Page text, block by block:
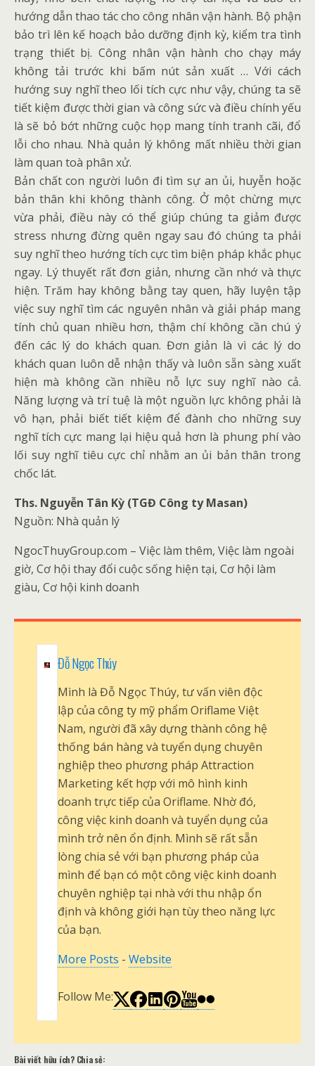
hướng dẫn thao tác cho công nhân vận hành. Bộ phận
bảo trì lên kế hoạch bảo dưỡng định kỳ, kiểm tra tình
trạng thiết bị. Công nhân vận hành cho chạy máy
không tải trước khi bấm nút sản xuất … Với cách
hướng suy nghĩ theo lối tích cực như vậy, chúng ta sẽ
tiết kiệm được thời gian và công sức và điều chính yếu
là sẽ bỏ bớt những cuộc họp mang tính tranh cãi, đổ
lỗi cho nhau. Nhà quản lý không mất nhiều thời gian
làm quan toà phân xử.
Bản chất con người luôn đi tìm sự an ủi, huyễn hoặc
bản thân khi không thành công. Ở một chừng mực
vừa phải, điều này có thể giúp chúng ta giảm được
stress nhưng đừng quên ngay sau đó chúng ta phải
suy nghĩ theo hướng tích cực tìm biện pháp khắc phục
ngay. Lý thuyết rất đơn giản, nhưng cần nhớ và thực
hiện. Trăm hay không bằng tay quen, hãy luyện tập
việc suy nghĩ tìm các nguyên nhân và giải pháp mang
tính chủ quan nhiều hơn, thậm chí không cần chú ý
đến các lý do khách quan. Đơn giản là vì các lý do
khách quan luôn dễ nhận thấy và luôn sẵn sàng xuất
hiện mà không cần nhiều nỗ lực suy nghĩ nào cả.
Năng lượng và trí tuệ là một nguồn lực không phải là
vô hạn, phải biết tiết kiệm để đành cho những suy
nghĩ tích cực mang lại hiệu quả hơn là phung phí vào
lối suy nghĩ tiêu cực chỉ nhằm an ủi bản thân trong
chốc lát.
Ths. Nguyễn Tân Kỳ (TGĐ Công ty Masan)
Nguồn: Nhà quản lý
NgocThuyGroup.com – Việc làm thêm, Việc làm ngoài
giờ, Cơ hội thay đổi cuộc sống hiện tại, Cơ hội làm
giàu, Cơ hội kinh doanh
Đỗ Ngọc Thúy
Mình là Đỗ Ngọc Thúy, tư vấn viên độc
lập của công ty mỹ phẩm Oriflame Việt
Nam, người đã xây dựng thành công hệ
thống bán hàng và tuyển dụng chuyên
nghiệp theo phương pháp Attraction
Marketing kết hợp với mô hình kinh
doanh trực tiếp của Oriflame. Nhờ đó,
công việc kinh doanh và tuyển dụng của
mình trở nên ổn định. Mình sẽ rất sẵn
lòng chia sẻ với bạn phương pháp của
mình để bạn có một công việc kinh doanh
chuyên nghiệp tại nhà với thu nhập ổn
định và không giới hạn tùy theo năng lực
của bạn.
More Posts -Website
Follow Me:
Bài viết hữu ích? Chia sẻ: